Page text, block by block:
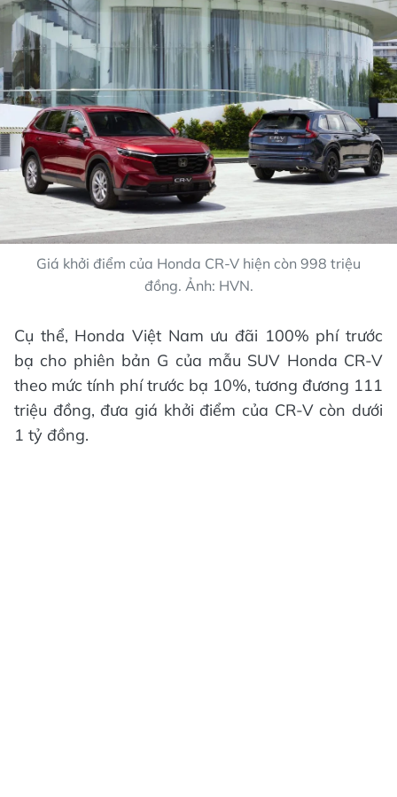
Giá khởi điểm của Honda CR-V hiện còn 998 triệu
đồng. Ảnh: HVN.
Cụ thể, Honda Việt Nam ưu đãi 100% phí trước
bạ cho phiên bản G của mẫu SUV Honda CR-V
theo mức tính phí trước bạ 10%, tương đương 111
triệu đồng, đưa giá khởi điểm của CR-V còn dưới
1 tỷ đồng.